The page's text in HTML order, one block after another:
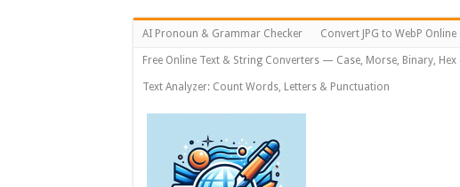
AI Pronoun & Grammar Checker Convert JPG to WebP
Free Online Text & String Converters — Case, Morse, Binary, Hex
Text Analyzer: Count Words, Letters & Punctuation